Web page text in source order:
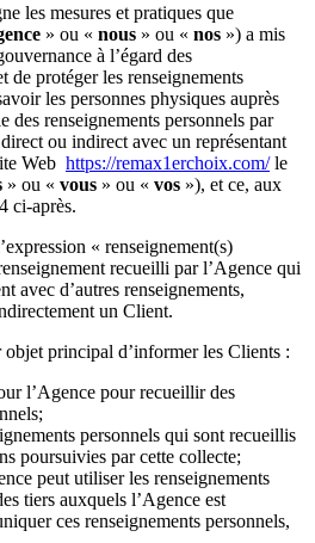
les mesures et pratiques que
» ou « nous » ou « nos ») a mis
à l’égard des
de protéger les renseignements
les personnes physiques auprès
des renseignements personnels par
ou indirect avec un représentant
Web https://remax1erchoix.com/le
» ou « vous » ou « vos »), et ce, aux
ci-après.
« renseignement(s)
recueilli par l’Agence qui
avec d’autres renseignements,
un Client.
principal d’informer les Clients :
l’Agence pour recueillir des
personnels qui sont recueillis
poursuivies par cette collecte;
peut utiliser les renseignements
tiers auxquels l’Agence est
ces renseignements personnels,